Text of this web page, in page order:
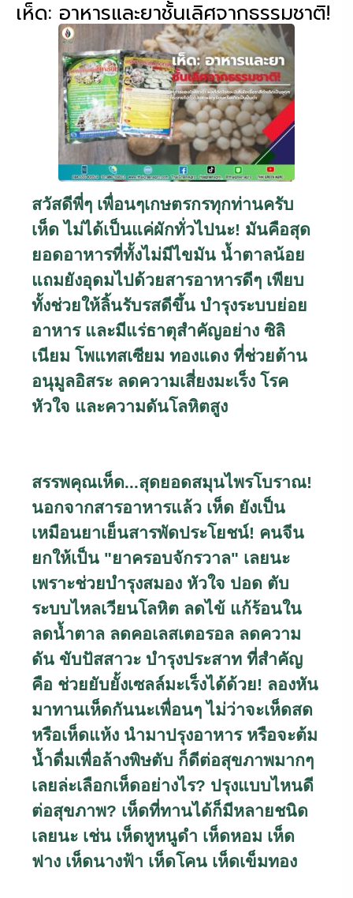
เห็ด: อาหารและยาชั้นเลิศจากธรรมชาติ!
สวัสดีพี่ๆ เพื่อนๆเกษตรกรทุกท่านครับ
เห็ด ไม่ได้เป็นแค่ผักทั่วไปนะ! มันคือสุด
ยอดอาหารที่ทั้งไม่มีไขมัน น้ำตาลน้อย
แถมยังอุดมไปด้วยสารอาหารดีๆ เพียบ
ทั้งช่วยให้ลิ้นรับรสดีขึ้น บำรุงระบบย่อย
อาหาร และมีแร่ธาตุสำคัญอย่าง ซิลิ
เนียม โพแทสเซียม ทองแดง ที่ช่วยต้าน
อนุมูลอิสระ ลดความเสี่ยงมะเร็ง โรค
หัวใจ และความดันโลหิตสูง
สรรพคุณเห็ด...สุดยอดสมุนไพรโบราณ!
นอกจากสารอาหารแล้ว เห็ด ยังเป็น
เหมือนยาเย็นสารพัดประโยชน์! คนจีน
ยกให้เป็น "ยาครอบจักรวาล" เลยนะ
เพราะช่วยบำรุงสมอง หัวใจ ปอด ตับ
ระบบไหลเวียนโลหิต ลดไข้ แก้ร้อนใน
ลดน้ำตาล ลดคอเลสเตอรอล ลดความ
ดัน ขับปัสสาวะ บำรุงประสาท ที่สำคัญ
คือ ช่วยยับยั้งเซลล์มะเร็งได้ด้วย! ลองหัน
มาทานเห็ดกันนะเพื่อนๆ ไม่ว่าจะเห็ดสด
หรือเห็ดแห้ง นำมาปรุงอาหาร หรือจะต้ม
น้ำดื่มเพื่อล้างพิษตับ ก็ดีต่อสุขภาพมากๆ
เลยล่ะเลือกเห็ดอย่างไร? ปรุงแบบไหนดี
ต่อสุขภาพ? เห็ดที่ทานได้ก็มีหลายชนิด
เลยนะ เช่น เห็ดหูหนูดำ เห็ดหอม เห็ด
ฟาง เห็ดนางฟ้า เห็ดโคน เห็ดเข็มทอง